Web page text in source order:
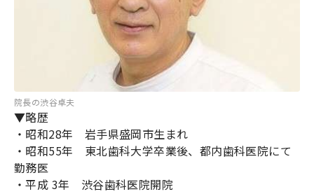
院長の渋谷卓夫
▼略歴
・昭和28年 岩手県盛岡市生まれ
・昭和55年 東北歯科大学卒業後、都内歯科医院にて
勤務医
・平成 3年 渋谷歯科医院開院